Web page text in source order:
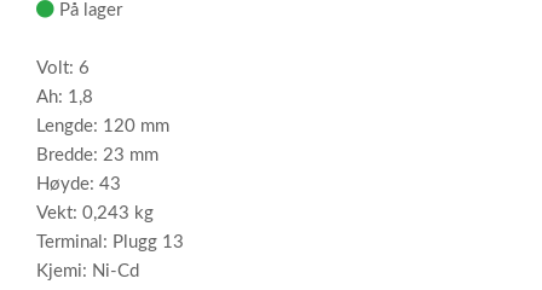
På lager
Volt: 6
Ah: 1,8
Lengde: 120 mm
Bredde: 23 mm
Høyde: 43
Vekt: 0,243 kg
Terminal: Plugg 13
Kjemi: Ni-Cd